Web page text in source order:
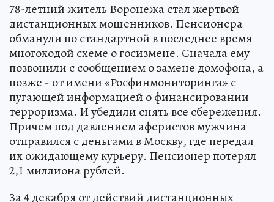
78-летний житель Воронежа стал жертвой
дистанционных мошенников. Пенсионера
обманули по стандартной в последнее время
многоходой схеме о госизмене. Сначала ему
позвонили с сообщением о замене домофона, а
позже - от имени «Росфинмониторинга» с
пугающей информацией о финансировании
терроризма. И убедили снять все сбережения.
Причем под давлением аферистов мужчина
отправился с деньгами в Москву, где передал
их ожидающему курьеру. Пенсионер потерял
2,1 миллиона рублей.
За 4 декабря от действий дистанционных